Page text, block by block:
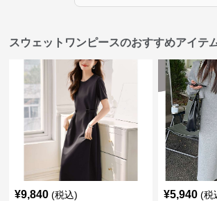
スウェットワンピースのおすすめアイテ
¥9,840 (税込) ¥5,940 (税